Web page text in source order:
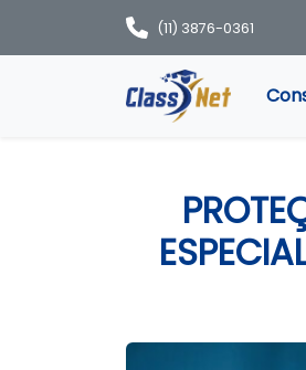
(11) 3876-0361